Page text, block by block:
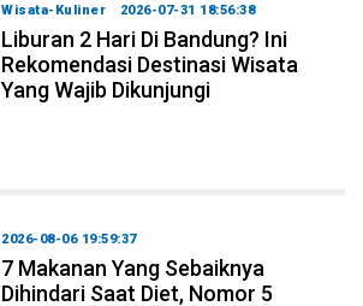
Wisata-Kuliner 2026-07-31 18:56:38
Liburan 2 Hari Di Bandung? Ini
Rekomendasi Destinasi Wisata
Yang Wajib Dikunjungi
2026-08-06 19:59:37
7 Makanan Yang Sebaiknya
Dihindari Saat Diet, Nomor 5